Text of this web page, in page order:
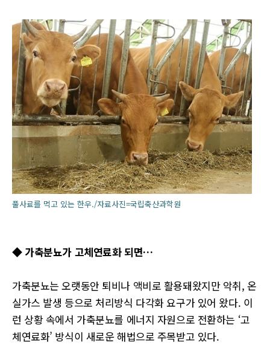
풀사료를 먹고 있는 한우./자료사진=국립축산과학원
◆ 가축분뇨가 고체연료화 되면…
가축분뇨는 오랫동안 퇴비나 액비로 활용돼왔지만 악취, 온
실가스 발생 등으로 처리방식 다각화 요구가 있어 왔다. 이
런 상황 속에서 가축분뇨를 에너지 자원으로 전환하는 ‘고
체연료화’ 방식이 새로운 해법으로 주목받고 있다.